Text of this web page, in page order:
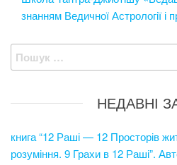
знанням Ведичної Астрології і
Пошук:
НЕДАВНІ
книга “12 Раші — 12 Просторів
розуміння. 9 Грахи в 12 Раші”.